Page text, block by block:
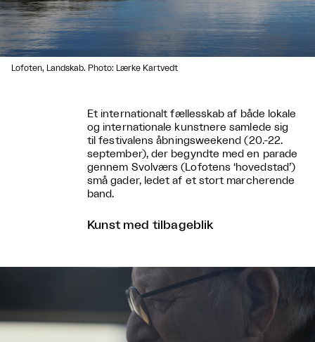
Lofoten, Landskab. Photo: Lærke Kartvedt
Et internationalt fællesskab af både lokale
og internationale kunstnere samlede sig
til festivalens åbningsweekend (20.-22.
september), der begyndte med en parade
gennem Svolværs (Lofotens ‘hovedstad’)
små gader, ledet af et stort marcherende
band.
Kunst med tilbageblik